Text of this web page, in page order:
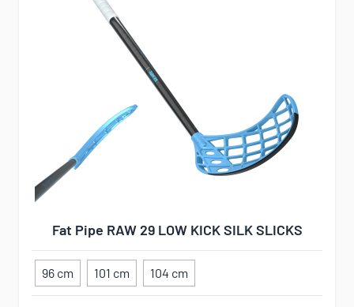
Fat Pipe RAW 29 LOW KICK SILK SLICKS
96 cm 101 cm 104 cm